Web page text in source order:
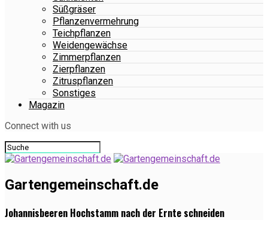
Süßgräser
Pflanzenvermehrung
Teichpflanzen
Weidengewächse
Zimmerpflanzen
Zierpflanzen
Zitruspflanzen
Sonstiges
Magazin
Connect with us
Gartengemeinschaft.de
Johannisbeeren Hochstamm nach der Ernte schneiden